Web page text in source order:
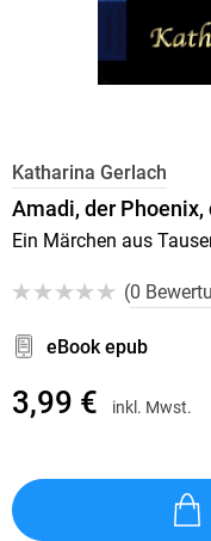
Katharina Gerlach
Amadi, der Phoenix,
Ein Märchen aus
(0
eBook epub
3,99 € inkl. Mwst.